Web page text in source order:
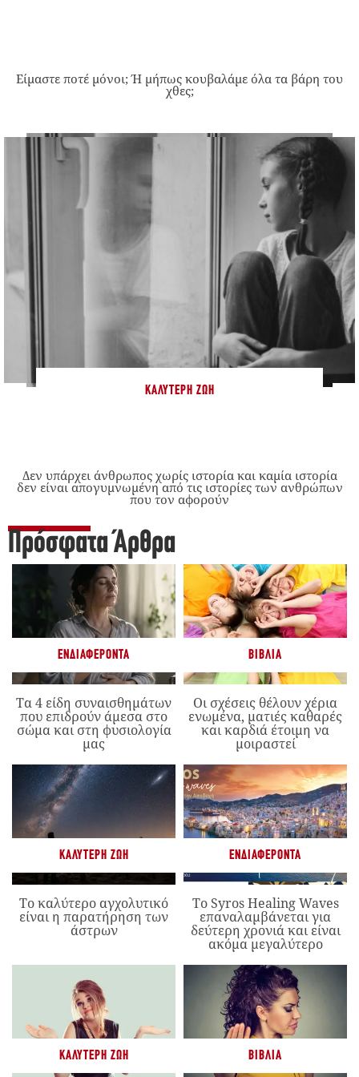
Είμαστε ποτέ μόνοι; Ή μήπως κουβαλάμε όλα τα βάρη του
χθες;
ΚΑΛΎΤΕΡΗ ΖΩΉ
Δεν υπάρχει άνθρωπος χωρίς ιστορία και καμία ιστορία
δεν είναι απογυμνωμένη από τις ιστορίες των ανθρώπων
που τον αφορούν
Πρόσφατα Άρθρα
ΕΝΔΙΑΦΈΡΟΝΤΑ
Τα 4 είδη συναισθημάτων
που επιδρούν άμεσα στο
σώμα και στη φυσιολογία
μας
ΒΙΒΛΊΑ
Οι σχέσεις θέλουν χέρια
ενωμένα, ματιές καθαρές
και καρδιά έτοιμη να
μοιραστεί
ΚΑΛΎΤΕΡΗ ΖΩΉ
Το καλύτερο αγχολυτικό
είναι η παρατήρηση των
άστρων
ΕΝΔΙΑΦΈΡΟΝΤΑ
Το Syros Healing Waves
επαναλαμβάνεται για
δεύτερη χρονιά και είναι
ακόμα μεγαλύτερο
ΚΑΛΎΤΕΡΗ ΖΩΉ ΒΙΒΛΊΑ